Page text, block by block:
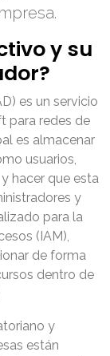
y su
es un servicio
para redes de
es almacenar
usuarios,
hacer que esta
y
para la
(IAM),
de forma
dentro de
y
están